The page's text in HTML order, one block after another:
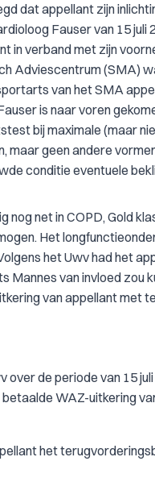
dat appellant zijn
Fauser van 15 juli
in verband met zijn
Adviescentrum (SMA)
van het SMA
is naar voren
bij maximale (maar
geen andere
conditie eventuele
net in COPD, Gold
Het
het Uwv had het
van invloed zou
van appellant met
over de periode van 15
WAZ-uitkering
het